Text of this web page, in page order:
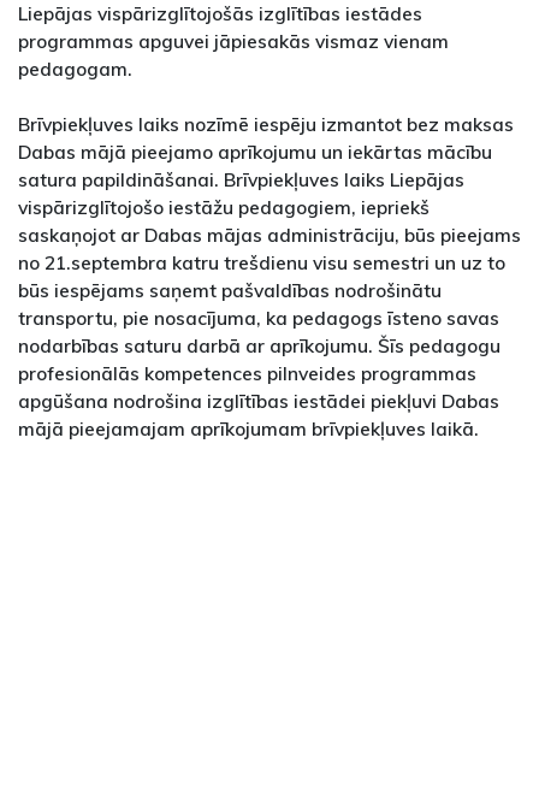
Liepājas vispārizglītojošās izglītības iestādes
programmas apguvei jāpiesakās vismaz vienam
pedagogam.
Brīvpiekļuves laiks nozīmē iespēju izmantot bez maksas
Dabas mājā pieejamo aprīkojumu un iekārtas mācību
satura papildināšanai. Brīvpiekļuves laiks Liepājas
vispārizglītojošo iestāžu pedagogiem, iepriekš
saskaņojot ar Dabas mājas administrāciju, būs pieejams
no 21.septembra katru trešdienu visu semestri un uz to
būs iespējams saņemt pašvaldības nodrošinātu
transportu, pie nosacījuma, ka pedagogs īsteno savas
nodarbības saturu darbā ar aprīkojumu. Šīs pedagogu
profesionālās kompetences pilnveides programmas
apgūšana nodrošina izglītības iestādei piekļuvi Dabas
mājā pieejamajam aprīkojumam brīvpiekļuves laikā.